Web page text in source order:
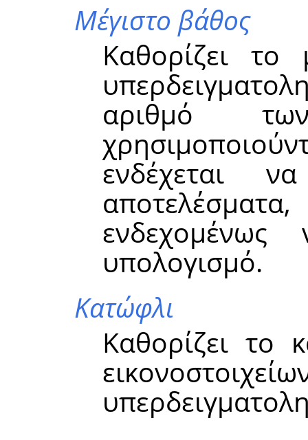
Μέγιστο βάθος
Καθορίζει το
αριθμό
ενδέχεται
υπολογισμό.
Κατώφλι
Καθορίζει το